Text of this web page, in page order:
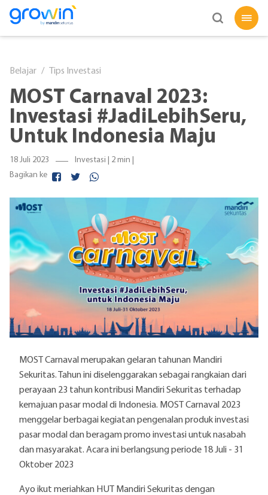
Belajar Tips Investasi
MOST Carnaval 2023:
Investasi #JadiLebihSeru,
Untuk Indonesia Maju
18 Juli 2023 Investasi | 2 min |
Bagikan ke
MOST Carnaval merupakan gelaran tahunan Mandiri
Sekuritas. Tahun ini diselenggarakan sebagai rangkaian dari
perayaan 23 tahun kontribusi Mandiri Sekuritas terhadap
kemajuan pasar modal di Indonesia. MOST Carnaval 2023
menggelar berbagai kegiatan pengenalan produk investasi
pasar modal dan beragam promo investasi untuk nasabah
dan masyarakat. Acara ini berlangsung periode 18 Juli - 31
Oktober 2023
Ayo ikut meriahkan HUT Mandiri Sekuritas dengan